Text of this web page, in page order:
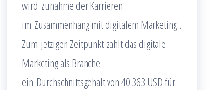
wird Zunahme der Karrieren
im Zusammenhang mit digitalem Marketing .
Zum jetzigen Zeitpunkt zahlt das digitale
Marketing als Branche
ein Durchschnittsgehalt von 40.363 USD für